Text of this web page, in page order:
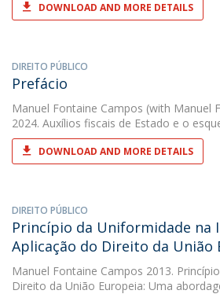
DOWNLOAD AND MORE DETAILS
DIREITO PÚBLICO
Prefácio
Manuel Fontaine Campos (with Manuel
2024. Auxílios fiscais de Estado e o
DOWNLOAD AND MORE DETAILS
DIREITO PÚBLICO
Princípio da Uniformidade na
Aplicação do Direito da União
Manuel Fontaine Campos 2013.
Direito da União Europeia: Uma